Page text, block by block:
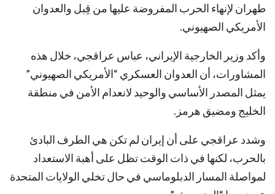
طهران لإنهاء الحرب المفروضة عليها من قِبل والعدوان
الأمريكي الصهيوني.
وأكد وزير الخارجية الإيراني، عباس عراقجي، خلال هذه
المشاورات، أن العدوان العسكري “الأمريكي الصهيوني”
يمثل المصدر الأساسي والوحيد لانعدام الأمن في منطقة
الخليج ومضيق هرمز.
وشدد عراقجي على أن إيران لم تكن هي الطرف البادئ
بالحرب، لكنها في ذات الوقت تظل على أهبة الاستعداد
لمواصلة المسار الدبلوماسي في حال تخلي الولايات المتحدة